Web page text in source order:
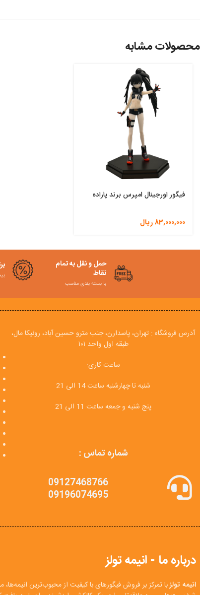
محصولات مشابه
فیگور اورجینال امپرس برند پاراده
83,000,000ریال
حمل و نقل به تمام
نقاط
با بسته بندی مناسب
بیش
آدرس فروشگاه : تهران، پاسدارن، جنب مترو حسین آباد، رونیکا مال،
طبقه اول واحد ۱۰۱
ساعت کاری:
شنبه تا چهارشنبه ساعت 14 الی 21
پنج شنبه و جمعه ساعت 11 الی 21
شماره تماس :
09127468766
09196074695
درباره ما - انیمه تولز
انیمه تولزبا تمرکز بر فروش فیگورهای با کیفیت از محبوب‌ترین